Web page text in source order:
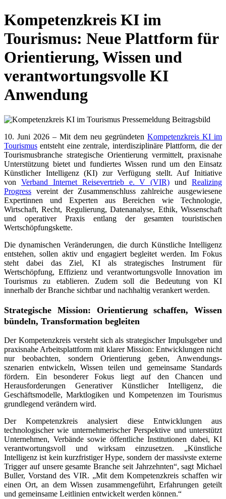
Kompetenzkreis KI im
Tourismus: Neue Plattform für
Orientierung, Wissen und
verantwortungsvolle KI
Anwendung
10. Juni 2026 – Mit dem neu gegründeten Kompetenzkreis KI im
Tourismus entsteht eine zentrale, interdisziplinäre Plattform, die der
Tourismusbranche strategische Orientierung vermittelt, praxisnahe
Unterstützung bietet und fundiertes Wissen rund um den Einsatz
Künstlicher Intelligenz (KI) zur Verfügung stellt. Auf Initiative
von Verband Internet Reisevertrieb e. V (VIR) und Realizing
Progress vereint der Zusammenschluss zahlreiche ausgewiesene
Expertinnen und Experten aus Bereichen wie Technologie,
Wirtschaft, Recht, Regulierung, Datenanalyse, Ethik, Wissenschaft
und operativer Praxis entlang der gesamten touristischen
Wertschöpfungskette.
Die dynamischen Veränderungen, die durch Künstliche Intelligenz
entstehen, sollen aktiv und engagiert begleitet werden. Im Fokus
steht dabei das Ziel, KI als strategisches Instrument für
Wertschöpfung, Effizienz und verantwortungsvolle Innovation im
Tourismus zu etablieren. Zudem soll die Bedeutung von KI
innerhalb der Branche sichtbar und nachhaltig verankert werden.
Strategische Mission: Orientierung schaffen, Wissen
bündeln, Transformation begleiten
Der Kompetenzkreis versteht sich als strategischer Impulsgeber und
praxisnahe Arbeitsplattform mit klarer Mission: Entwicklungen nicht
nur beobachten, sondern Orientierung geben, Anwendungs-
szenarien entwickeln, Wissen teilen und gemeinsame Standards
fördern. Ein besonderer Fokus liegt auf den Chancen und
Herausforderungen Generativer Künstlicher Intelligenz, die
Geschäftsmodelle, Marktlogiken und Kompetenzen im Tourismus
grundlegend verändern wird.
Der Kompetenzkreis analysiert diese Entwicklungen aus
technologischer wie unternehmerischer Perspektive und unterstützt
Unternehmen, Verbände sowie öffentliche Institutionen dabei, KI
verantwortungsvoll und wirksam einzusetzen. „Künstliche
Intelligenz ist kein kurzfristiger Hype, sondern der massivste externe
Trigger auf unsere gesamte Branche seit Jahrzehnten“, sagt Michael
Buller, Vorstand des VIR. „Mit dem Kompetenzkreis schaffen wir
einen Ort, an dem Wissen zusammengeführt, Erfahrungen geteilt
und gemeinsame Leitlinien entwickelt werden können.“